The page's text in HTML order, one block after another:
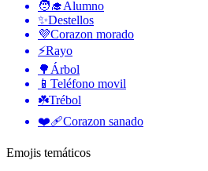
🧑‍🎓Alumno
✨Destellos
💜Corazon morado
⚡Rayo
🌳 Árbol
📱 Teléfono movil
☘️Trébol
❤️‍🩹Corazon sanado
Emojis temáticos